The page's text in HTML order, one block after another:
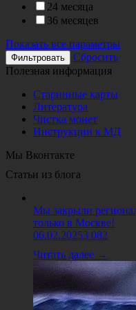
24 месяца
36 месяцев
Показать все параметры
Сбросить
Полезная информация
Старинные карты
Литература
Чистка монет
Инструкции к МД
Мы Вконтакте
Статьи из блога
Мы закрыли
только в Москве!
06.02.20253 082
Читать далее →